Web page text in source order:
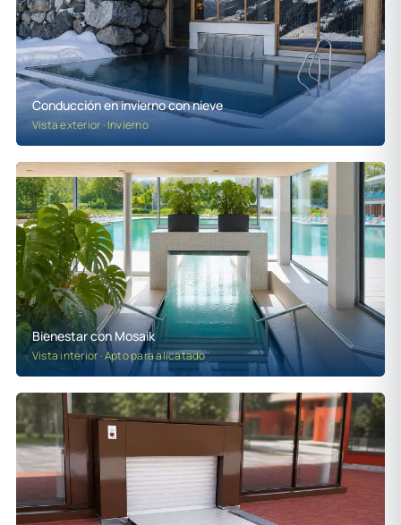
Conducción en invierno con nieve
Vista exterior · Invierno
Bienestar con Mosaik
Vista interior · Apto para alicatado